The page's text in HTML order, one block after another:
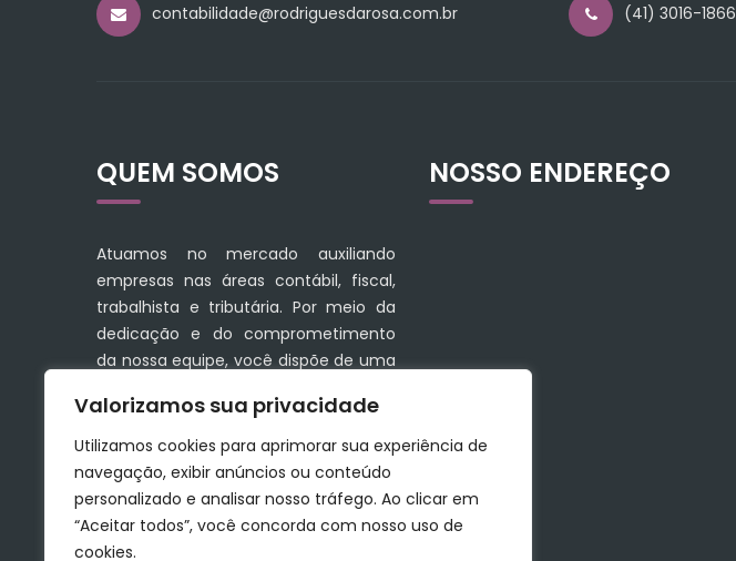
Valorizamos sua privacidade
Utilizamos cookies para aprimorar sua experiência de
navegação, exibir anúncios ou conteúdo
personalizado e analisar nosso tráfego. Ao clicar em
“Aceitar todos”, você concorda com nosso uso de
cookies.
contabilidade@rodriguesdarosa.com.br (41) 3016-1866
QUEM SOMOS
Atuamos no mercado auxiliando
empresas nas áreas contábil, fiscal,
trabalhista e tributária. Por meio da
dedicação e do comprometimento
da nossa equipe, você dispõe de uma
facilitam a sua administração
financeira.
Conte com soluções seguras e tenha
a contribuição certa para o
crescimento do seu negócio.
NOSSO ENDEREÇO